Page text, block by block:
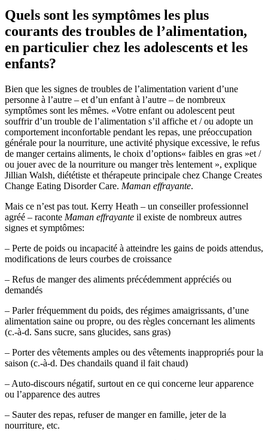
Quels sont les symptômes les plus
courants des troubles de l’alimentation,
en particulier chez les adolescents et les
enfants?
Bien que les signes de troubles de l’alimentation varient d’une
personne à l’autre – et d’un enfant à l’autre – de nombreux
symptômes sont les mêmes. «Votre enfant ou adolescent peut
souffrir d’un trouble de l’alimentation s’il affiche et / ou adopte un
comportement inconfortable pendant les repas, une préoccupation
générale pour la nourriture, une activité physique excessive, le refus
de manger certains aliments, le choix d’options« faibles en gras »et /
ou jouer avec de la nourriture ou manger très lentement », explique
Jillian Walsh, diététiste et thérapeute principale chez Change Creates
Change Eating Disorder Care. Maman effrayante.
Mais ce n’est pas tout. Kerry Heath – un conseiller professionnel
agréé – raconte Maman effrayante il existe de nombreux autres
signes et symptômes:
– Perte de poids ou incapacité à atteindre les gains de poids attendus,
modifications de leurs courbes de croissance
– Refus de manger des aliments précédemment appréciés ou
demandés
– Parler fréquemment du poids, des régimes amaigrissants, d’une
alimentation saine ou propre, ou des règles concernant les aliments
(c.-à-d. Sans sucre, sans glucides, sans gras)
– Porter des vêtements amples ou des vêtements inappropriés pour la
saison (c.-à-d. Des chandails quand il fait chaud)
– Auto-discours négatif, surtout en ce qui concerne leur apparence
ou l’apparence des autres
– Sauter des repas, refuser de manger en famille, jeter de la
nourriture, etc.